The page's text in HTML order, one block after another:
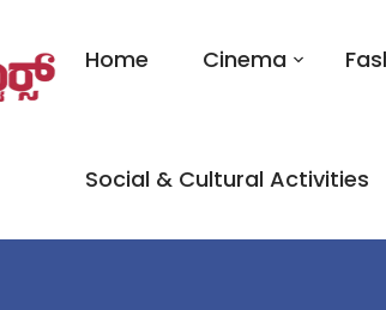
Home Cinema
Social & Cultural Activities